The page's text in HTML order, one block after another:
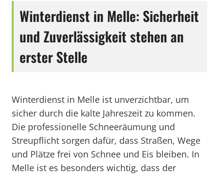
Winterdienst in Melle: Sicherheit
und Zuverlässigkeit stehen an
erster Stelle
Winterdienst in Melle ist unverzichtbar, um
sicher durch die kalte Jahreszeit zu kommen.
Die professionelle Schneeräumung und
Streupflicht sorgen dafür, dass Straßen, Wege
und Plätze frei von Schnee und Eis bleiben. In
Melle ist es besonders wichtig, dass der